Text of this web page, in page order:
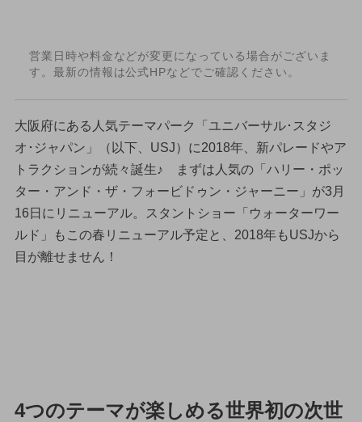
営業日時や料金などが変更になっている場合がございま
す。最新の情報は公式HPなどでご確認ください。
大阪府にある人気テーマパーク「ユニバーサル･スタジ
オ･ジャパン」（以下、USJ）に2018年、新パレードやア
トラクションが続々誕生♪ まずは人気の「ハリー・ポッ
ター・アンド・ザ・フォービドゥン・ジャーニー」が3月
16日にリニューアル。スタントショー「ウォーターワー
ルド」もこの春リニューアル予定と、2018年もUSJから
目が離せません！
4つのテーマが楽しめる世界初の次世